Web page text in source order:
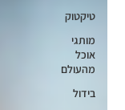
טיקטוק
מותגי
אוכל
מהעולם
בידול